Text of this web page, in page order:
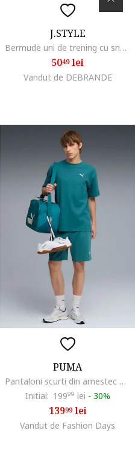
J.STYLE
Bermude uni de trening cu snur ajustabil
5049lei
Vandut de DEBRANDE
PUMA
Pantaloni scurti din amestec de bumbac cu logo, Alb/Albastru petrol
Initial: 19999 lei - 30%
13999lei
Vandut de Fashion Days